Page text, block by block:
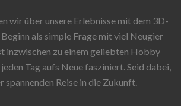
wir über unsere Erlebnisse mit dem 3D-
als simple Frage mit viel Neugier
inzwischen zu einem geliebten Hobby
Tag aufs Neue fasziniert. Seid dabei,
spannenden Reise in die Zukunft.